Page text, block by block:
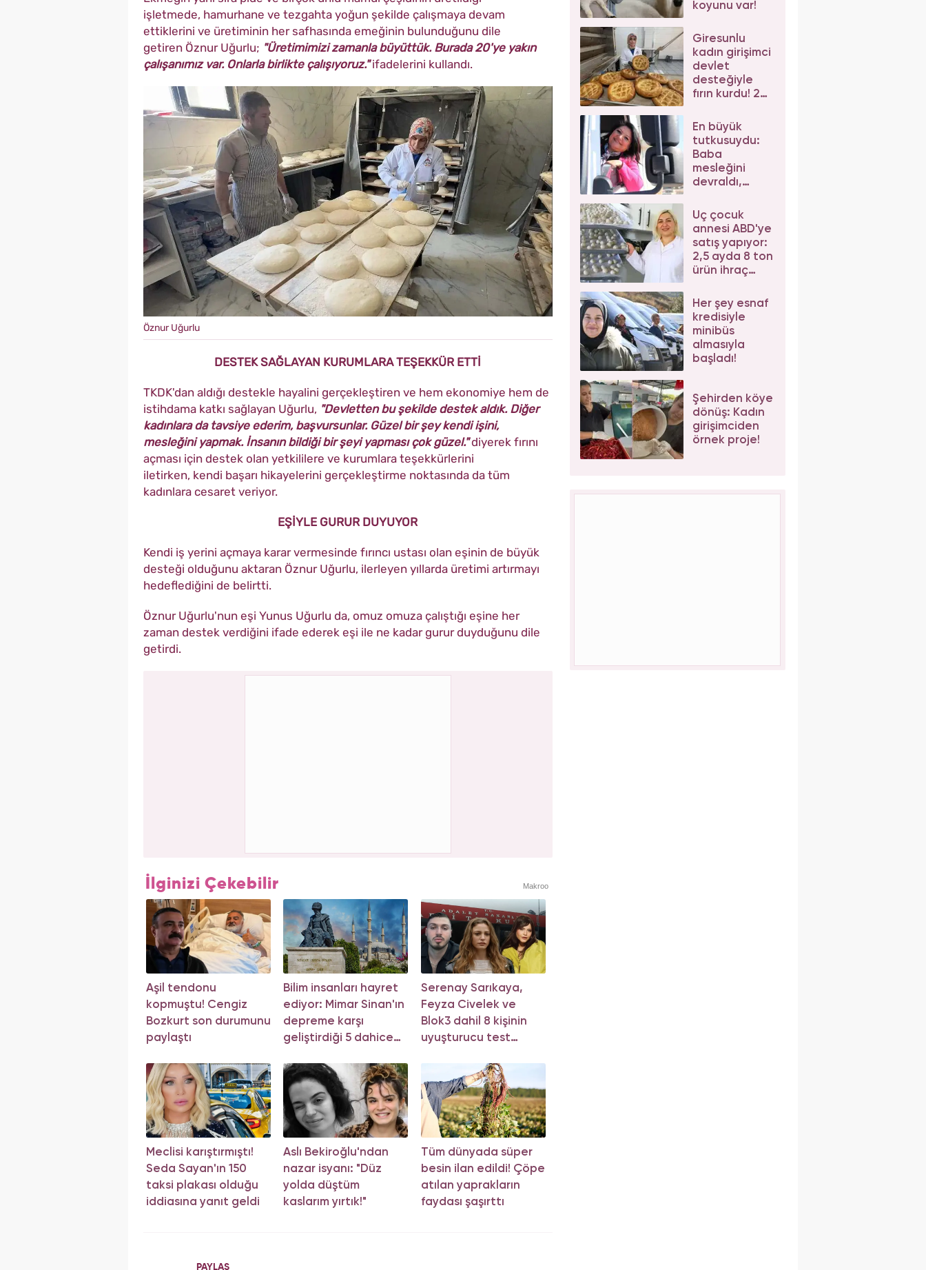
işletmede, hamurhane ve tezgahta yoğun şekilde çalışmaya devam
ettiklerini ve üretiminin her safhasında emeğinin bulunduğunu dile
getiren Öznur Uğurlu; "Üretimimizi zamanla büyüttük. Burada 20'ye yakın
çalışanımız var. Onlarla birlikte çalışıyoruz."ifadelerini kullandı.
Öznur Uğurlu
DESTEK SAĞLAYAN KURUMLARA TEŞEKKÜR ETTİ
TKDK'dan aldığı destekle hayalini gerçekleştiren ve hem ekonomiye hem de
istihdama katkı sağlayan Uğurlu, "Devletten bu şekilde destek aldık. Diğer
kadınlara da tavsiye ederim, başvursunlar. Güzel bir şey kendi işini,
mesleğini yapmak. İnsanın bildiği bir şeyi yapması çok güzel."diyerek fırını
açması için destek olan yetkililere ve kurumlara teşekkürlerini
iletirken, kendi başarı hikayelerini gerçekleştirme noktasında da tüm
kadınlara cesaret veriyor.
EŞİYLE GURUR DUYUYOR
Kendi iş yerini açmaya karar vermesinde fırıncı ustası olan eşinin de büyük
desteği olduğunu aktaran Öznur Uğurlu, ilerleyen yıllarda üretimi artırmayı
hedeflediğini de belirtti.
Öznur Uğurlu'nun eşi Yunus Uğurlu da, omuz omuza çalıştığı eşine her
zaman destek verdiğini ifade ederek eşi ile ne kadar gurur duyduğunu dile
getirdi.
İlginizi Çekebilir Makroo
Aşil tendonu
kopmuştu! Cengiz
Bozkurt son durumunu
paylaştı
Bilim insanları hayret
ediyor: Mimar Sinan'ın
depreme karşı
geliştirdiği 5 dahice
Serenay Sarıkaya,
Feyza Civelek ve
Blok3 dahil 8 kişinin
uyuşturucu test
Meclisi karıştırmıştı!
Seda Sayan'ın 150
taksi plakası olduğu
iddiasına yanıt geldi
Aslı Bekiroğlu'ndan
nazar isyanı: "Düz
yolda düştüm
kaslarım yırtık!"
Tüm dünyada süper
besin ilan edildi! Çöpe
atılan yaprakların
faydası şaşırttı
PAYLAŞ
koyunu var!
Giresunlu
kadın girişimci
devlet
desteğiyle
fırın kurdu! 20
ediyor
En büyük
tutkusuydu:
Baba
mesleğini
devraldı,
sultanı oldu
Üç çocuk
annesi ABD'ye
satış yapıyor:
2,5 ayda 8 ton
ürün ihraç
Her şey esnaf
kredisiyle
minibüs
almasıyla
başladı!
Şehirden köye
dönüş: Kadın
girişimciden
örnek proje!